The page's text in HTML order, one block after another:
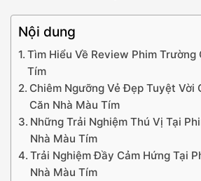
Nội dung
Tìm Hiểu Về Review Phim Trường
Tím
Chiêm Ngưỡng Vẻ Đẹp Tuyệt Vời
Căn Nhà Màu Tím
Những Trải Nghiệm Thú Vị Tại
Nhà Màu Tím
Trải Nghiệm Đầy Cảm Hứng Tại
Nhà Màu Tím